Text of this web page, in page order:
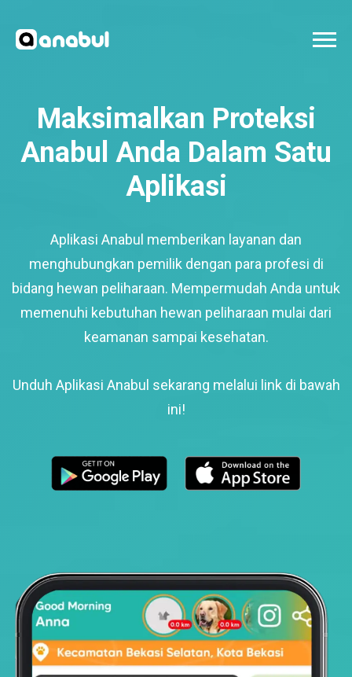
Maksimalkan Proteksi
Anabul Anda Dalam Satu
Aplikasi
Aplikasi Anabul memberikan layanan dan
menghubungkan pemilik dengan para profesi di
bidang hewan peliharaan. Mempermudah Anda untuk
memenuhi kebutuhan hewan peliharaan mulai dari
keamanan sampai kesehatan.
Unduh Aplikasi Anabul sekarang melalui link di bawah
ini!